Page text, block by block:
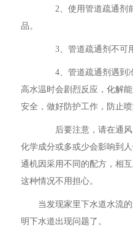
2、使用管道疏通剂
品。
3、管道疏通剂不可用
4、管道疏通剂遇到
高水温时会剧烈反应，化解
安全，做好防护工作，防止喷
后要注意，请在通风
化学成分或多或少会影响到
通机因采用不同的配方，相
这种情况不用担心。
当发现家里下水道水流
明下水道出现问题了。